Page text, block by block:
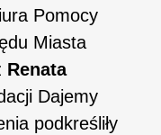
Pomocy
Miasta
Renata
Dajemy
podkreśliły